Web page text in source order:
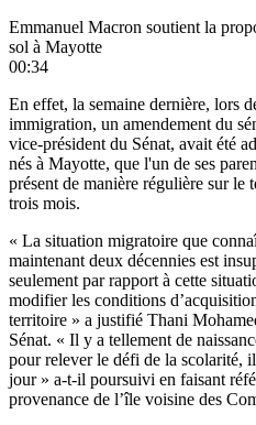
Emmanuel Macron soutient la
sol à Mayotte
00:34
En effet, la semaine dernière, lors
immigration, un amendement du
vice-président du Sénat, avait été
nés à Mayotte, que l'un de ses
présent de manière régulière sur le
trois mois.
« La situation migratoire que
maintenant deux décennies est
seulement par rapport à cette
modifier les conditions
territoire » a justifié Thani
Sénat. « Il y a tellement de
pour relever le défi de la scolarité,
jour » a-t-il poursuivi en faisant
provenance de l’île voisine des